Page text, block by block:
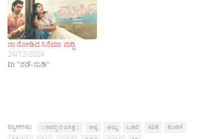
ನಾ ನೋಡಿದ ಸಿನೆಮಾ: ಮರ‍್ಪಿ
24/12/2024
In "ನಡೆ-ನುಡಿ"
ಟ್ಯಾಗ್‌ಗಳು: :: ಆದರ‍್ಶ ಬಿ ವಸಿಶ್ಟ :: ಅಪ್ಪ ಅಮ್ಮ ಒಡವೆ ಕವಿತೆ
ಕೋರಿಕೆ